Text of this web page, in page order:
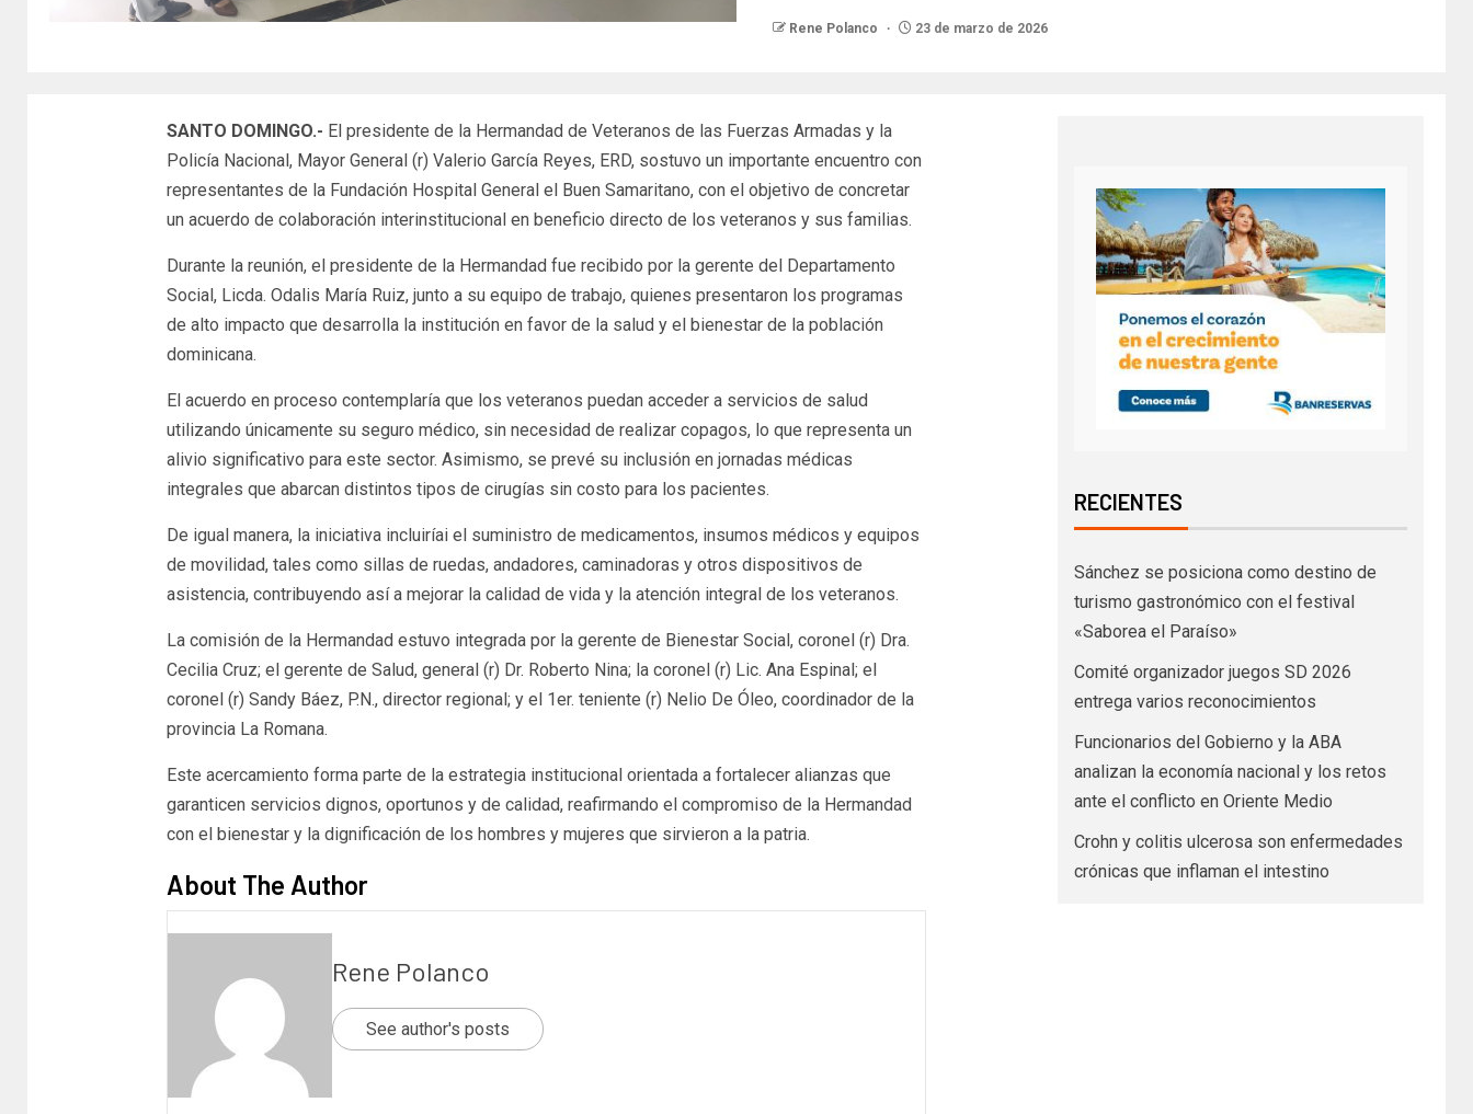
Rene Polanco 23 de marzo de 2026
SANTO DOMINGO.- El presidente de la Hermandad de Veteranos de las Fuerzas Armadas y la
Policía Nacional, Mayor General (r) Valerio García Reyes, ERD, sostuvo un importante encuentro con
representantes de la Fundación Hospital General el Buen Samaritano, con el objetivo de concretar
un acuerdo de colaboración interinstitucional en beneficio directo de los veteranos y sus familias.
Durante la reunión, el presidente de la Hermandad fue recibido por la gerente del Departamento
Social, Licda. Odalis María Ruiz, junto a su equipo de trabajo, quienes presentaron los programas
de alto impacto que desarrolla la institución en favor de la salud y el bienestar de la población
dominicana.
El acuerdo en proceso contemplaría que los veteranos puedan acceder a servicios de salud
utilizando únicamente su seguro médico, sin necesidad de realizar copagos, lo que representa un
alivio significativo para este sector. Asimismo, se prevé su inclusión en jornadas médicas
integrales que abarcan distintos tipos de cirugías sin costo para los pacientes.
De igual manera, la iniciativa incluiríai el suministro de medicamentos, insumos médicos y equipos
de movilidad, tales como sillas de ruedas, andadores, caminadoras y otros dispositivos de
asistencia, contribuyendo así a mejorar la calidad de vida y la atención integral de los veteranos.
La comisión de la Hermandad estuvo integrada por la gerente de Bienestar Social, coronel (r) Dra.
Cecilia Cruz; el gerente de Salud, general (r) Dr. Roberto Nina; la coronel (r) Lic. Ana Espinal; el
coronel (r) Sandy Báez, P.N., director regional; y el 1er. teniente (r) Nelio De Óleo, coordinador de la
provincia La Romana.
Este acercamiento forma parte de la estrategia institucional orientada a fortalecer alianzas que
garanticen servicios dignos, oportunos y de calidad, reafirmando el compromiso de la Hermandad
con el bienestar y la dignificación de los hombres y mujeres que sirvieron a la patria.
About The Author
Rene Polanco
See author's posts
RECIENTES
Sánchez se posiciona como destino de
turismo gastronómico con el festival
«Saborea el Paraíso»
Comité organizador juegos SD 2026
entrega varios reconocimientos
Funcionarios del Gobierno y la ABA
analizan la economía nacional y los retos
ante el conflicto en Oriente Medio
Crohn y colitis ulcerosa son enfermedades
crónicas que inflaman el intestino